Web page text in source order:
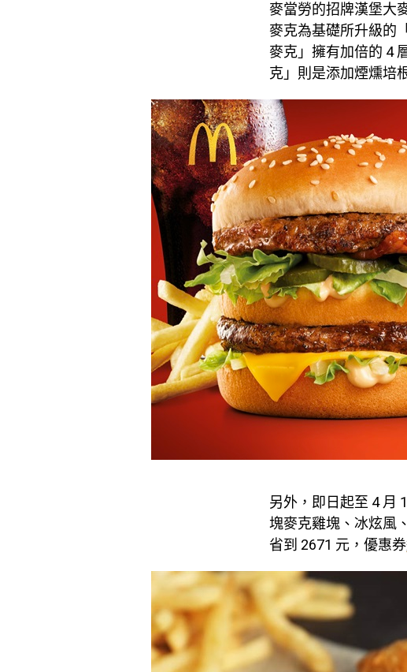
麥當勞的招牌漢堡大
麥克為基礎所升級的
麥克」擁有加倍的 4
克」則是添加煙燻培
另外，即日起至 4 月
塊麥克雞塊、冰炫風
省到 2671 元，優惠券